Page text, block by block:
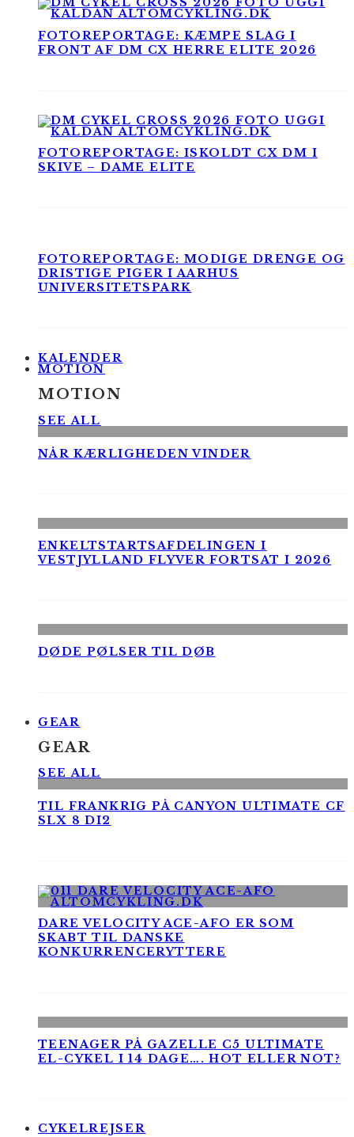
FOTOREPORTAGE: KÆMPE SLAG I
FRONT AF DM CX HERRE ELITE 2026
FOTOREPORTAGE: ISKOLDT CX DM I
SKIVE – DAME ELITE
FOTOREPORTAGE: MODIGE DRENGE OG
DRISTIGE PIGER I AARHUS
UNIVERSITETSPARK
KALENDER
MOTION
MOTION
SEE ALL
NÅR KÆRLIGHEDEN VINDER
ENKELTSTARTSAFDELINGEN I
VESTJYLLAND FLYVER FORTSAT I 2026
DØDE PØLSER TIL DØB
GEAR
GEAR
SEE ALL
TIL FRANKRIG PÅ CANYON ULTIMATE CF
SLX 8 DI2
DARE VELOCITY ACE-AFO ER SOM
SKABT TIL DANSKE
KONKURRENCERYTTERE
TEENAGER PÅ GAZELLE C5 ULTIMATE
EL-CYKEL I 14 DAGE…. HOT ELLER NOT?
CYKELREJSER